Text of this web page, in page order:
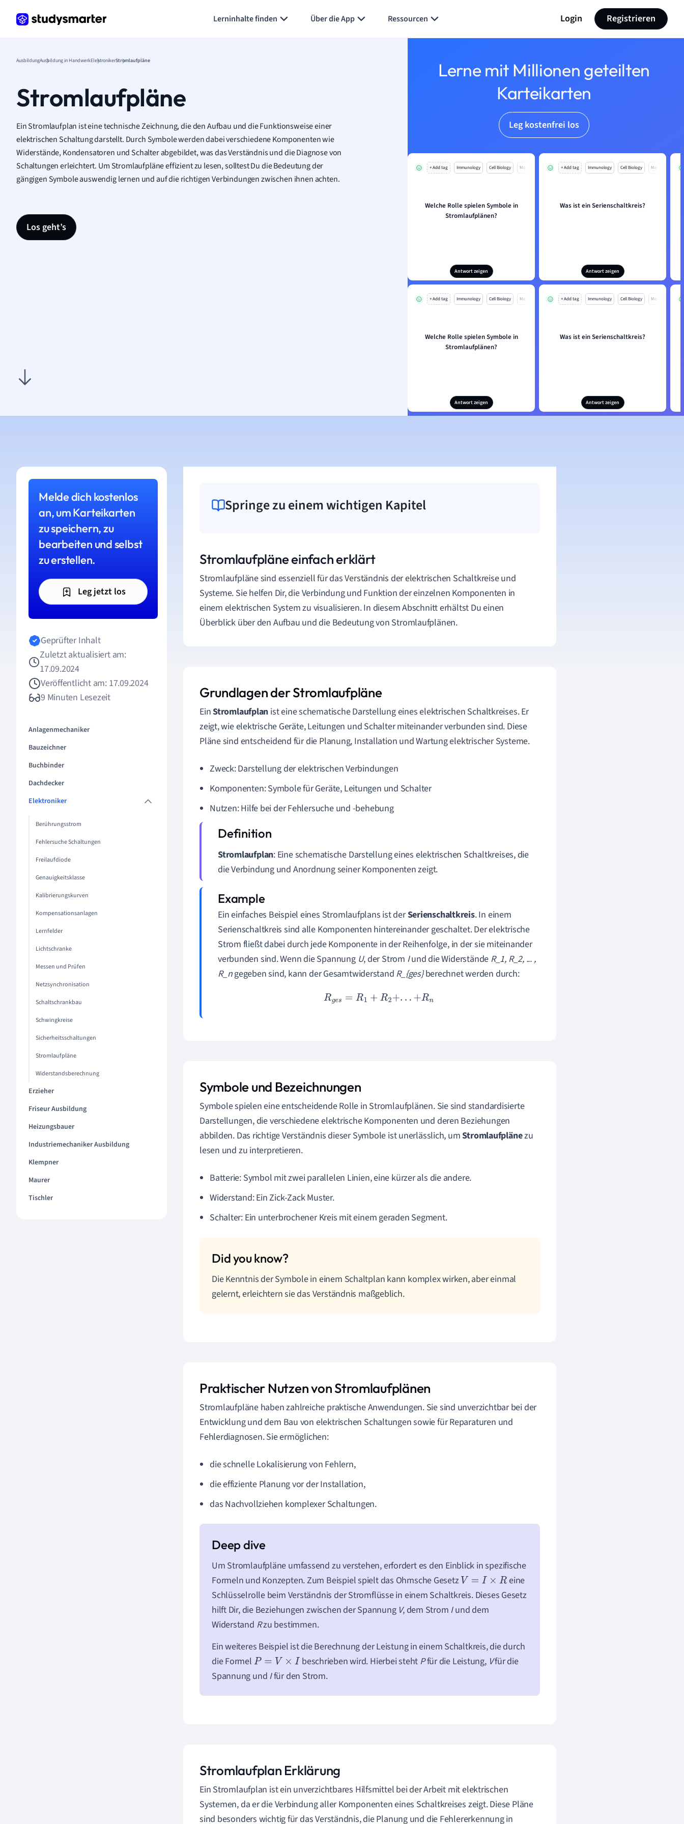
Lerninhalte finden Über die App Ressourcen Login Registrieren
AusbildungAusbildung in HandwerkElektronikerStromlaufpläne
Stromlaufpläne
Ein Stromlaufplan ist eine technische Zeichnung, die den Aufbau und die Funktionsweise einer
elektrischen Schaltung darstellt. Durch Symbole werden dabei verschiedene Komponenten wie
Widerstände, Kondensatoren und Schalter abgebildet, was das Verständnis und die Diagnose von
Schaltungen erleichtert. Um Stromlaufpläne effizient zu lesen, solltest Du die Bedeutung der
gängigen Symbole auswendig lernen und auf die richtigen Verbindungen zwischen ihnen achten.
Los geht’s
Lerne mit Millionen geteilten
Karteikarten
Leg kostenfrei los
+ Add tag Immunology Cell Biology Mo
Welche Rolle spielen Symbole in
Stromlaufplänen?
Antwort zeigen
+ Add tag Immunology Cell Biology Mo
Was ist ein Serienschaltkreis?
Antwort zeigen
+ Add tag Immunology Cell Biology Mo
Welche Rolle spielen Symbole in
Stromlaufplänen?
Antwort zeigen
+ Add tag Immunology Cell Biology Mo
Was ist ein Serienschaltkreis?
Antwort zeigen
Melde dich kostenlos
an, um Karteikarten
zu speichern, zu
bearbeiten und selbst
zu erstellen.
Leg jetzt los
Geprüfter Inhalt
Zuletzt aktualisiert am:
17.09.2024
Veröffentlicht am: 17.09.2024
9 Minuten Lesezeit
Anlagenmechaniker
Bauzeichner
Buchbinder
Dachdecker
Elektroniker
Berührungsstrom
Fehlersuche Schaltungen
Freilaufdiode
Genauigkeitsklasse
Kalibrierungskurven
Kompensationsanlagen
Lernfelder
Lichtschranke
Messen und Prüfen
Netzsynchronisation
Schaltschrankbau
Schwingkreise
Sicherheitsschaltungen
Stromlaufpläne
Widerstandsberechnung
Erzieher
Friseur Ausbildung
Heizungsbauer
Industriemechaniker Ausbildung
Klempner
Maurer
Tischler
Springe zu einem wichtigen Kapitel
Stromlaufpläne einfach erklärt
Stromlaufpläne sind essenziell für das Verständnis der elektrischen Schaltkreise und
Systeme. Sie helfen Dir, die Verbindung und Funktion der einzelnen Komponenten in
einem elektrischen System zu visualisieren. In diesem Abschnitt erhältst Du einen
Überblick über den Aufbau und die Bedeutung von Stromlaufplänen.
Grundlagen der Stromlaufpläne
EinStromlaufplan ist eine schematische Darstellung eines elektrischen Schaltkreises. Er
zeigt, wie elektrische Geräte, Leitungen und Schalter miteinander verbunden sind. Diese
Pläne sind entscheidend für die Planung, Installation und Wartung elektrischer Systeme.
Zweck: Darstellung der elektrischen Verbindungen
Komponenten: Symbole für Geräte, Leitungen und Schalter
Nutzen: Hilfe bei der Fehlersuche und -behebung
Stromlaufplan: Eine schematische Darstellung eines elektrischen Schaltkreises, die
die Verbindung und Anordnung seiner Komponenten zeigt.
Ein einfaches Beispiel eines Stromlaufplans ist derSerienschaltkreis. In einem
Serienschaltkreis sind alle Komponenten hintereinander geschaltet. Der elektrische
Strom fließt dabei durch jede Komponente in der Reihenfolge, in der sie miteinander
verbunden sind. Wenn die Spannung U, der Strom Iund die Widerstände R_1, R_2, ... ,
R_ngegeben sind, kann der Gesamtwiderstand R_{ges}berechnet werden durch:
Rg es=R1+ R2+...+ R n
Symbole und Bezeichnungen
Symbole spielen eine entscheidende Rolle in Stromlaufplänen. Sie sind standardisierte
Darstellungen, die verschiedene elektrische Komponenten und deren Beziehungen
abbilden. Das richtige Verständnis dieser Symbole ist unerlässlich, umStromlaufplänezu
lesen und zu interpretieren.
Batterie: Symbol mit zwei parallelen Linien, eine kürzer als die andere.
Widerstand: Ein Zick-Zack Muster.
Schalter: Ein unterbrochener Kreis mit einem geraden Segment.
Die Kenntnis der Symbole in einem Schaltplan kann komplex wirken, aber einmal
gelernt, erleichtern sie das Verständnis maßgeblich.
Praktischer Nutzen von Stromlaufplänen
Stromlaufpläne haben zahlreiche praktische Anwendungen. Sie sind unverzichtbar bei der
Entwicklung und dem Bau von elektrischen Schaltungen sowie für Reparaturen und
Fehlerdiagnosen. Sie ermöglichen:
die schnelle Lokalisierung von Fehlern,
die effiziente Planung vor der Installation,
das Nachvollziehen komplexer Schaltungen.
Um Stromlaufpläne umfassend zu verstehen, erfordert es den Einblick in spezifische
Formeln und Konzepten. Zum Beispiel spielt das Ohmsche Gesetz V= I×R
eine
Schlüsselrolle beim Verständnis der Stromflüsse in einem Schaltkreis. Dieses Gesetz
hilft Dir, die Beziehungen zwischen der Spannung V, dem Strom Iund dem
Widerstand Rzu bestimmen.
Ein weiteres Beispiel ist die Berechnung der Leistung in einem Schaltkreis, die durch
die Formel P= V× beschrieben wird. Hierbei steht Pfür die Leistung, Vfür die
Spannung und Ifür den Strom.
Stromlaufplan Erklärung
Ein Stromlaufplan ist ein unverzichtbares Hilfsmittel bei der Arbeit mit elektrischen
Systemen, da er die Verbindung aller Komponenten eines Schaltkreises zeigt. Diese Pläne
sind besonders wichtig für das Verständnis, die Planung und die Fehlererkennung in